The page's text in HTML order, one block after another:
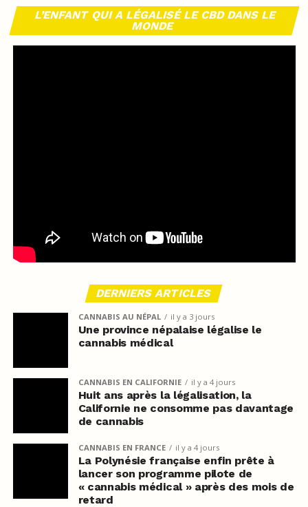
L’ENFANT QUI A LÉGALISÉ LE CBD DANS LE
MONDE
DERNIERS ARTICLES
CANNABIS AU NÉPAL il y a 3 jours
Une province népalaise légalise le
cannabis médical
CANNABIS EN CALIFORNIE il y a 4 jours
Huit ans après la légalisation, la
Californie ne consomme pas davantage
de cannabis
CANNABIS EN FRANCE il y a 4 jours
La Polynésie française enfin prête à
lancer son programme pilote de
« cannabis médical » après des mois de
retard